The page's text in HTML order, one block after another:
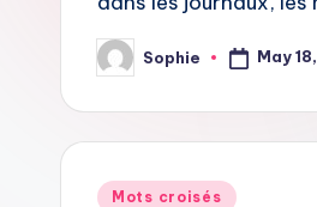
Posted
by
Sophie May
Posted
Mots croisés